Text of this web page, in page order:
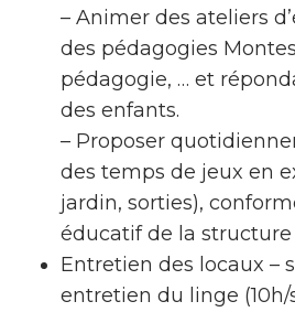
– Animer des ateliers
des pédagogies
pédagogie, … et
des enfants.
– Proposer
des temps de jeux en
jardin, sorties),
éducatif de la structure
Entretien des locaux –
entretien du linge (10h/